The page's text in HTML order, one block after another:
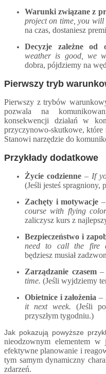
Warunki związane z
project on time, you
na czas, dostaniesz
Decyzje zależne od
weather is good, we
dobra, pójdziemy na
Pierwszy tryb
Pierwszy z trybów
pozwala na
konsekwencji działań w
przyczynowo-skutkowe, które
Stanowi narzędzie do
Przykłady dodatkowe
Życie codzienne– If
(Jeśli jesteś spragniony,
Zachęty i motywacje –
course with flying
zaliczysz kurs z
Bezpieczeństwo i
need to call the fire
będziesz musiał
Zarządzanie czasem–
time. (Jeśli wyjdziemy
Obietnice i założenia –
it next week.(Jeśli
przyszłym tygodniu.)
Jak pokazują powyższe
nieodzownym elementem w
efektywne planowanie i
tym samym dynamiczny
zdarzeń.